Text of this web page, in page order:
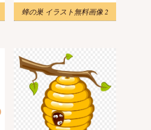
蜂の巣 イラスト無料画像 2